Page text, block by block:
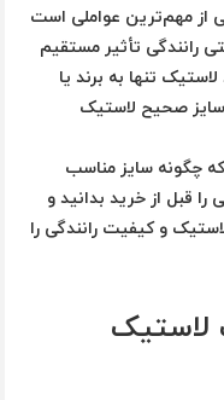
از مهم‌ترین عواملی است
رانندگی تأثیر مستقیم
تنها به برند یا
صحیح لاستیک
چگونه سایز مناسب
قبل از خرید بدانید و
و کیفیت رانندگی را
لاستیک